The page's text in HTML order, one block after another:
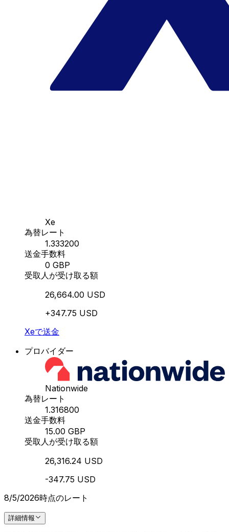
Xe
為替レート
1.333200
送金手数料
0 GBP
受取人が受け取る額
26,664.00 USD
+347.75 USD
Xeで送金
プロバイダー
Nationwide
為替レート
1.316800
送金手数料
15.00 GBP
受取人が受け取る額
26,316.24 USD
-347.75 USD
8/5/2026時点のレート
詳細情報